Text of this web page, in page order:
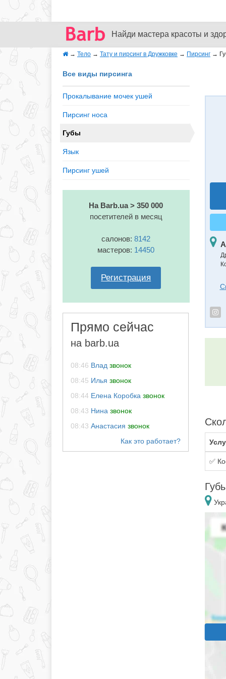
Найди мастера красоты и
→ Тело → Тату и пирсинг в Дружковке → Пирсинг →
Все виды пирсинга
Прокалывание мочек ушей
Пирсинг носа
Губы
Язык
Пирсинг ушей
На Barb.ua > 350 000
посетителей в месяц
салонов:8142
мастеров: 14450
Регистрация
Прямо сейчас
на barb.ua
08:46 Влад звонок
08:45 Илья звонок
08:44 Елена Коробка звонок
08:43 Нина звонок
08:43 Анастасия звонок
✅